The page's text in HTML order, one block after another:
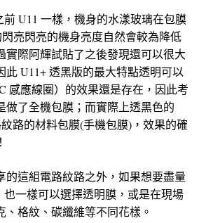
U11 一樣，機身的水漾玻璃在包膜
亮閃亮的機身亮度自然會較為降低
實際阿輝試貼了之後發現還可以很大
此 U11+ 透黑版的最大特點透明可以
感應線圈）的效果還是存在，因此考
做了全機包膜；而實際上透黑色的
路的材料包膜(手機包膜)，效果的確
的這組電路紋路之外，如果想要盡量
也一樣可以選擇透明膜，或是在現場
格紋、碳纖維等不同花樣。